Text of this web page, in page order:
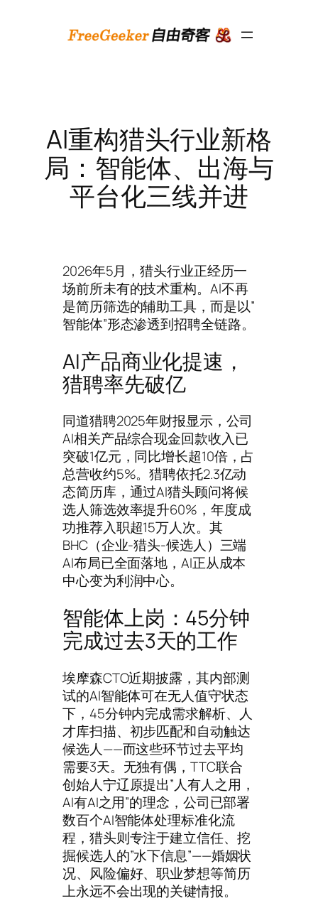
AI重构猎头行业新格
局：智能体、出海与
平台化三线并进
2026年5月，猎头行业正经历一
场前所未有的技术重构。AI不再
是简历筛选的辅助工具，而是以”
智能体”形态渗透到招聘全链路。
AI产品商业化提速，
猎聘率先破亿
同道猎聘2025年财报显示，公司
AI相关产品综合现金回款收入已
突破1亿元，同比增长超10倍，占
总营收约5%。猎聘依托2.3亿动
态简历库，通过AI猎头顾问将候
选人筛选效率提升60%，年度成
功推荐入职超15万人次。其
BHC（企业-猎头-候选人）三端
AI布局已全面落地，AI正从成本
中心变为利润中心。
智能体上岗：45分钟
完成过去3天的工作
埃摩森CTO近期披露，其内部测
试的AI智能体可在无人值守状态
下，45分钟内完成需求解析、人
才库扫描、初步匹配和自动触达
候选人——而这些环节过去平均
需要3天。无独有偶，TTC联合
创始人宁辽原提出”人有人之用，
AI有AI之用”的理念，公司已部署
数百个AI智能体处理标准化流
程，猎头则专注于建立信任、挖
掘候选人的”水下信息”——婚姻状
况、风险偏好、职业梦想等简历
上永远不会出现的关键情报。